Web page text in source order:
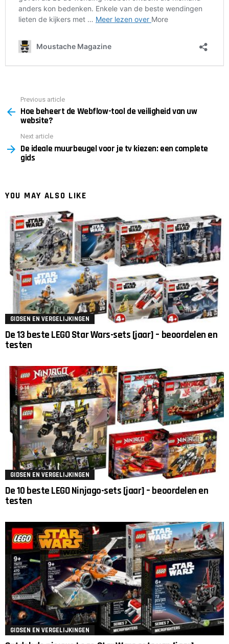
more
Previous article
Hoe beheert de Webflow-tool de veiligheid van uw
website?
Next article
De ideale muurbeugel voor je tv kiezen: een complete
gids
YOU MAY ALSO LIKE
GIDSEN EN VERGELIJKINGEN
De 13 beste LEGO Star Wars-sets [jaar] – beoordelen en
testen
GIDSEN EN VERGELIJKINGEN
De 10 beste LEGO Ninjago-sets [jaar] – beoordelen en
testen
GIDSEN EN VERGELIJKINGEN